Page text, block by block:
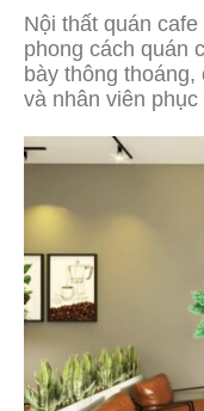
Nội thất quán
phong cách quán
bày thông
và nhân viên